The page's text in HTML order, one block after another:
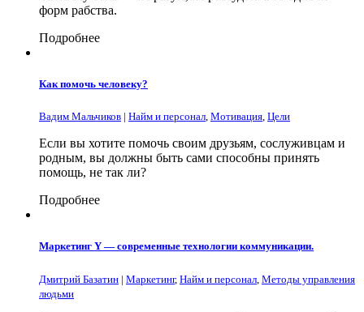
форм рабства.
Подробнее
Как помочь человеку?
Вадим Мальчиков | Найм и персонал, Мотивация, Цели
Если вы хотите помочь своим друзьям, сослуживцам и
родным, вы должны быть сами способны принять
помощь, не так ли?
Подробнее
Маркетинг Y — современные технологии коммуникации.
Дмитрий Базатин | Маркетинг, Найм и персонал Методы управления
людьми